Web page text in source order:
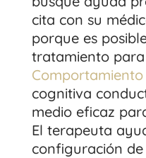
cita con su
porque es
tratamiento
cognitiva
medio eficaz
El terapeuta
configuración